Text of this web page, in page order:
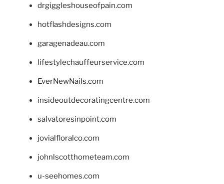
drgiggleshouseofpain.com
hotflashdesigns.com
garagenadeau.com
lifestylechauffeurservice.com
EverNewNails.com
insideoutdecoratingcentre.com
salvatoresinpoint.com
jovialfloralco.com
johnlscotthometeam.com
u-seehomes.com